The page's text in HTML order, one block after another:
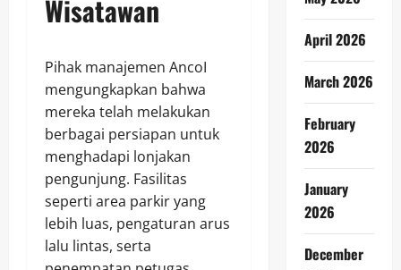
Wisatawan
Pihak manajemen AncoI
mengungkapkan bahwa
mereka telah melakukan
berbagai persiapan untuk
menghadapi lonjakan
pengunjung. Fasilitas
seperti area parkir yang
lebih luas, pengaturan arus
lalu lintas, serta
April 2026
March 2026
February
2026
January
2026
December